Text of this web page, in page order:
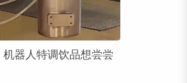
器人特调饮品想尝尝